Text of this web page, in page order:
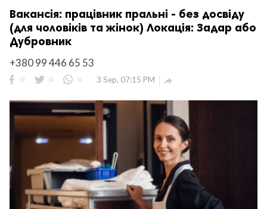
Вакансія: працівник пральні - без досвіду
(для чоловіків та жінок) Локація: Задар або
Дубровник
+380 99 446 65 53
0 0 0 3 Sep, 07:15 PM 